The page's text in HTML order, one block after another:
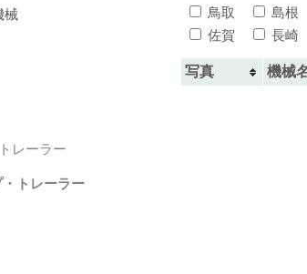
鳥取
島根
佐賀
長崎
写真 機械
械
レーラー
トレーラー